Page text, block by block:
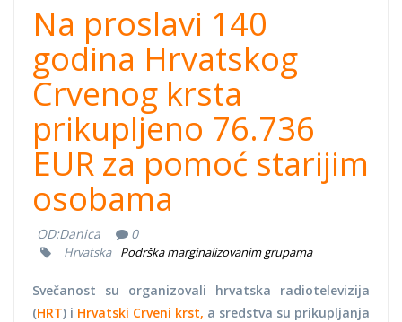
Na proslavi 140
godina Hrvatskog
Crvenog krsta
prikupljeno 76.736
EUR za pomoć starijim
osobama
OD:Danica 0
Hrvatska Podrška marginalizovanim grupama
Svečanost su organizovali hrvatska radiotelevizija
(HRT) i Hrvatski Crveni krst, a sredstva su prikupljanja